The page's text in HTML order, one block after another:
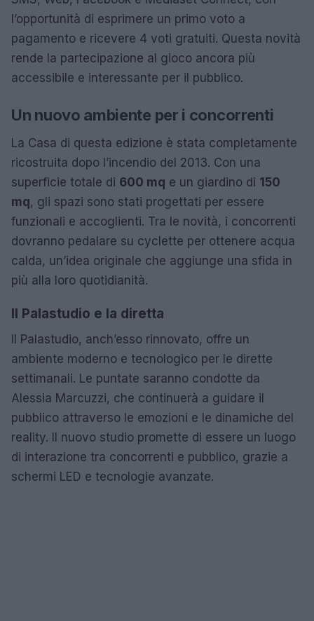
l’opportunità di esprimere un primo voto a
pagamento e ricevere 4 voti gratuiti. Questa novità
rende la partecipazione al gioco ancora più
accessibile e interessante per il pubblico.
Un nuovo ambiente per i concorrenti
La Casa di questa edizione è stata completamente
ricostruita dopo l’incendio del 2013. Con una
superficie totale di 600 mq e un giardino di 150
mq, gli spazi sono stati progettati per essere
funzionali e accoglienti. Tra le novità, i concorrenti
dovranno pedalare su cyclette per ottenere acqua
calda, un’idea originale che aggiunge una sfida in
più alla loro quotidianità.
Il Palastudio e la diretta
Il Palastudio, anch’esso rinnovato, offre un
ambiente moderno e tecnologico per le dirette
settimanali. Le puntate saranno condotte da
Alessia Marcuzzi, che continuerà a guidare il
pubblico attraverso le emozioni e le dinamiche del
reality. Il nuovo studio promette di essere un luogo
di interazione tra concorrenti e pubblico, grazie a
schermi LED e tecnologie avanzate.